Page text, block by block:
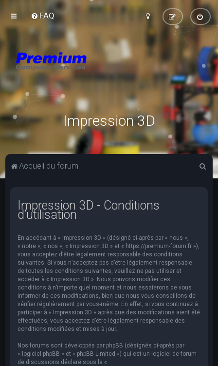
FAQ
Impression 3D
Accueil du forum
Impression 3D - Conditions
d’utilisation
En accédant à « Impression 3D » (désigné ci-après par « nous »,
« notre », « nos », « Impression 3D » et « https://premium-forum.fr »),
vous acceptez d’être légalement responsable des conditions
suivantes. Si vous n’acceptez pas d’être légalement responsable
de toutes les conditions suivantes, veuillez ne pas utiliser et
accéder à « Impression 3D ». Nous pouvons modifier ces
conditions à n’importe quel moment et nous essaierons de vous
informer de ces modifications, bien que nous vous conseillons de
vérifier régulièrement par vous-même. En effet, si vous continuez à
participer à « Impression 3D » après que des modifications aient été
effectuées, vous acceptez d’être légalement responsable des
conditions modifiées et mises à jour.
Nos forums sont développés par phpBB (désignés ci-après par
« logiciel phpBB » et « phpBB Limited ») qui est un logiciel de forum
de discussions déclaré sous la «